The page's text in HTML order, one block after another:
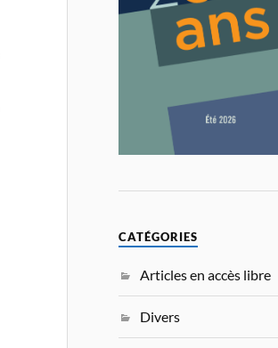
CATÉGORIES
Articles en accès libre
Divers